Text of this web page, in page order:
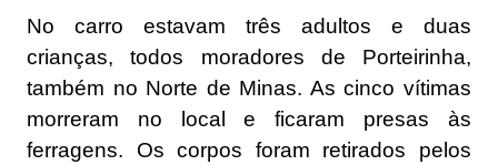
No carro estavam três adultos e duas
crianças, todos moradores de Porteirinha,
também no Norte de Minas. As cinco vítimas
morreram no local e ficaram presas às
ferragens. Os corpos foram retirados pelos